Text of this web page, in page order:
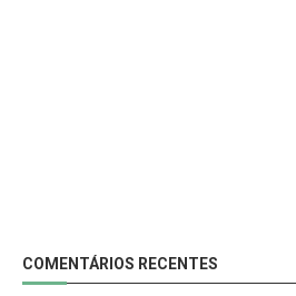
COMENTÁRIOS RECENTES